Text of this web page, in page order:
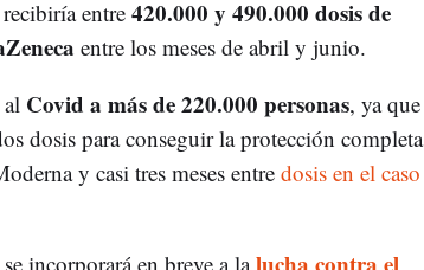
entre 420.000 y 490.000 dosis de
entre los meses de abril y junio.
Covid a más de 220.000 personas, ya que
dosis para conseguir la protección completa
y casi tres meses entredosis en el caso
incorporará en breve a lalucha contra el